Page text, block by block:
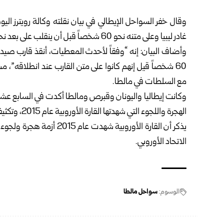
غادر ليبيا وعلى متنه نحو 60 شخصاً قبل أن ينقلب على بعد نحو 45 ميلاً بحرياً جنوب شرقي مالطا.
60 شخصاً قيل إنهم كانوا على متن القارب عند
مع السلطات في مالطا.
وكانت إيطاليا واليونان وقبرص ومالطا أكدت في السابع
الهجرة واللجوء التي شهدتها القارة الأوروبية عام 2015، وتكثيف الجهود المشتركة ‏لمكافحة شبكات تهريب البشر.‏
الاتحاد الأوروبي.
الوسوم:سواحل مالطا